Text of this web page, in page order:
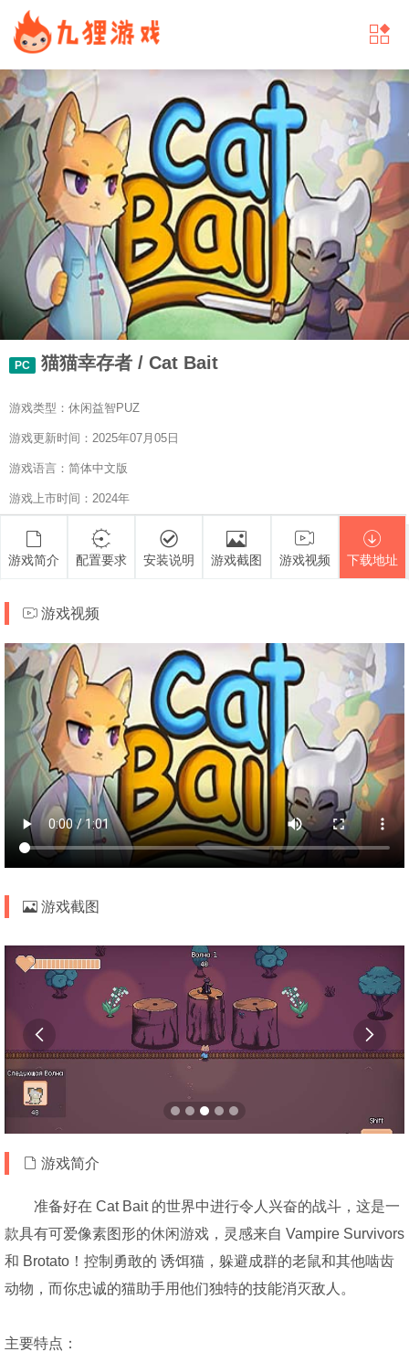
PC 猫猫幸存者 / Cat Bait
游戏类型：休闲益智PUZ
游戏更新时间：2025年07月05日
游戏语言：简体中文版
游戏上市时间：2024年
游戏简介 配置要求 安装说明 游戏截图 游戏视频 下载地址
游戏视频
游戏截图
 
游戏简介
准备好在 Cat Bait 的世界中进行令人兴奋的战斗，这是一
款具有可爱像素图形的休闲游戏，灵感来自 Vampire Survivors
和 Brotato！控制勇敢的 诱饵猫，躲避成群的老鼠和其他啮齿
动物，而你忠诚的猫助手用他们独特的技能消灭敌人。
主要特点：